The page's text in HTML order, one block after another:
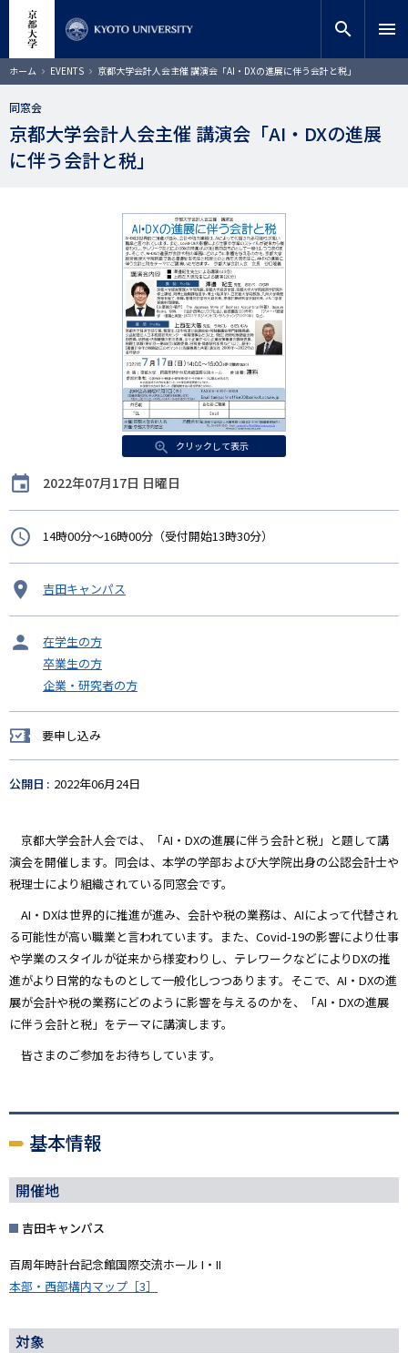
コ
ン
テ
ン
ツ
に
移
サイト内検索 search menu
ホーム EVENTS 京都大学会計人会主催 講演会「AI・DXの進展に伴う会計と税」
同窓会
京都大学会計人会主催 講演会「AI・DXの進展
に伴う会計と税」
クリックして表示
開
催
日
2022年07月17日 日曜日
時
間
14時00分～16時00分（受付開始13時30分）
開
催
地
吉田キャンパス
タ
ト
在学生の方
卒業生の方
企業・研究者の方
要
申
し
要申し込み
公開日 2022年06月24日
京都大学会計人会では、「AI・DXの進展に伴う会計と税」と題して講
演会を開催します。同会は、本学の学部および大学院出身の公認会計士や
税理士により組織されている同窓会です。
AI・DXは世界的に推進が進み、会計や税の業務は、AIによって代替され
る可能性が高い職業と言われています。また、Covid-19の影響により仕事
や学業のスタイルが従来から様変わりし、テレワークなどによりDXの推
進がより日常的なものとして一般化しつつあります。そこで、AI・DXの進
展が会計や税の業務にどのように影響を与えるのかを、「AI・DXの進展
に伴う会計と税」をテーマに講演します。
皆さまのご参加をお待ちしています。
基本情報
開催地
吉田キャンパス
百周年時計台記念館国際交流ホール I・II
本部・西部構内マップ［3］
対象